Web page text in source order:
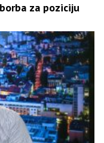
za poziciju